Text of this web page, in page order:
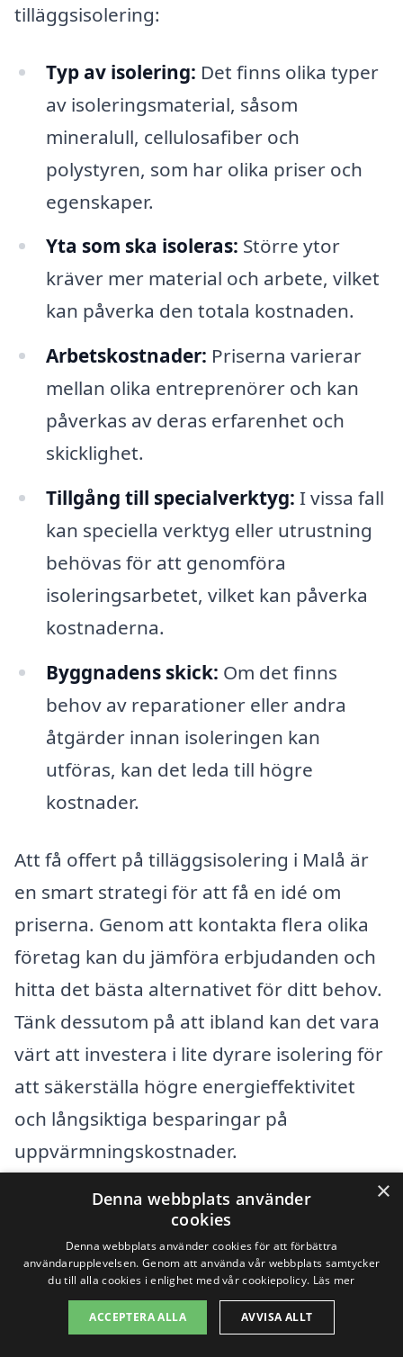
tilläggsisolering:
Typ av isolering: Det finns olika typer
av isoleringsmaterial, såsom
mineralull, cellulosafiber och
polystyren, som har olika priser och
egenskaper.
Yta som ska isoleras: Större ytor
kräver mer material och arbete, vilket
kan påverka den totala kostnaden.
Arbetskostnader: Priserna varierar
mellan olika entreprenörer och kan
påverkas av deras erfarenhet och
skicklighet.
Tillgång till specialverktyg: I vissa fall
kan speciella verktyg eller utrustning
behövas för att genomföra
isoleringsarbetet, vilket kan påverka
kostnaderna.
Byggnadens skick: Om det finns
behov av reparationer eller andra
åtgärder innan isoleringen kan
utföras, kan det leda till högre
kostnader.
Att få offert på tilläggsisolering i Malå är
en smart strategi för att få en idé om
priserna. Genom att kontakta flera olika
företag kan du jämföra erbjudanden och
hitta det bästa alternativet för ditt behov.
Tänk dessutom på att ibland kan det vara
värt att investera i lite dyrare isolering för
att säkerställa högre energieffektivitet
och långsiktiga besparingar på
uppvärmningskostnader.
Genom att använda en plattform som
tilläggsisolering-pris-81b.sekan du enkelt
få kontakt med lokala specialister inom
tilläggsisolering i Malå. Här får du
möjlighet att få flera olika offerter och råd
×
Denna webbplats använder
cookies
Denna webbplats använder cookies för att förbättra
användarupplevelsen. Genom att använda vår webbplats samtycker
du till alla cookies i enlighet med vår cookiepolicy. Läs mer
ACCEPTERA ALLA AVVISA ALLT